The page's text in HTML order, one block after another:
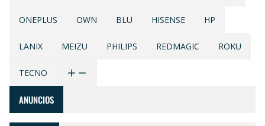
ONEPLUS OWN BLU HISENSE HP
LANIX MEIZU PHILIPS REDMAGIC ROKU
TECNO
ANUNCIOS